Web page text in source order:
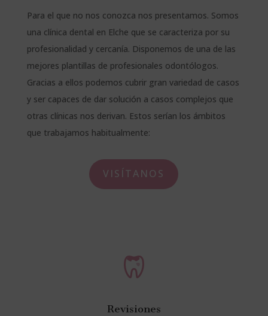
Para el que no nos conozca nos presentamos. Somos
una clínica dental en Elche que se caracteriza por su
profesionalidad y cercanía. Disponemos de una de las
mejores plantillas de profesionales odontólogos.
Gracias a ellos podemos cubrir gran variedad de casos
y ser capaces de dar solución a casos complejos que
otras clínicas nos derivan. Estos serían los ámbitos
que trabajamos habitualmente:
VISÍTANOS
Revisiones